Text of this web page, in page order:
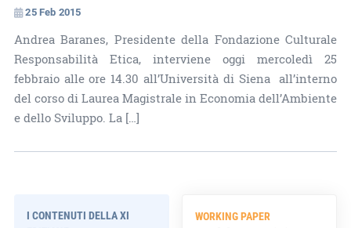
25 Feb 2015
Andrea Baranes, Presidente della Fondazione Culturale
Responsabilità Etica, interviene oggi mercoledì 25
febbraio alle ore 14.30 all’Università di Siena all’interno
del corso di Laurea Magistrale in Economia dell’Ambiente
e dello Sviluppo. La […]
I CONTENUTI DELLA XI
WORKING PAPER